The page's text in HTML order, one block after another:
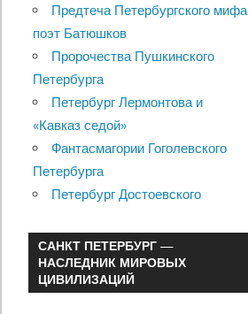
Предтеча Петербургского мифа
поэт Батюшков
Пророчества Пушкинского
Петербурга
Петербург Лермонтова и
«Кавказ седой»
Фантасмагории Гоголевского
Петербурга
Петербург Достоевского
САНКТ ПЕТЕРБУРГ —
НАСЛЕДНИК МИРОВЫХ
ЦИВИЛИЗАЦИЙ